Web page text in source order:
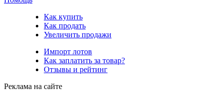
Как купить
Как продать
Увеличить продажи
Импорт лотов
Как заплатить за товар?
Отзывы и рейтинг
Реклама на сайте